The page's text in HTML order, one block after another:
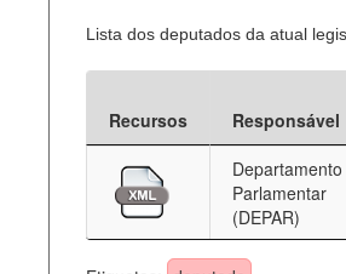
Planejamento
Catálogo de dados
Processo Legislativo
Deputados Estaduais
Administração
Legislação
Lista dos deputados da atual
Recursos Responsável
Departamento
Parlamentar
(DEPAR)